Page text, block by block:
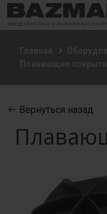
Главная
Плавающее
Вернуться назад